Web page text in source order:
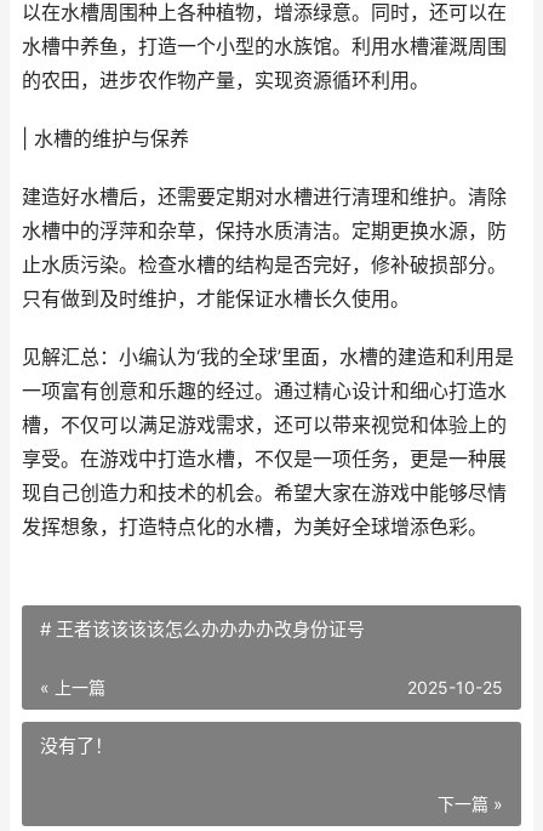
以在水槽周围种上各种植物，增添绿意。同时，还可以在
水槽中养鱼，打造一个小型的水族馆。利用水槽灌溉周围
的农田，进步农作物产量，实现资源循环利用。
| 水槽的维护与保养
建造好水槽后，还需要定期对水槽进行清理和维护。清除
水槽中的浮萍和杂草，保持水质清洁。定期更换水源，防
止水质污染。检查水槽的结构是否完好，修补破损部分。
只有做到及时维护，才能保证水槽长久使用。
见解汇总：小编认为‘我的全球’里面，水槽的建造和利用是
一项富有创意和乐趣的经过。通过精心设计和细心打造水
槽，不仅可以满足游戏需求，还可以带来视觉和体验上的
享受。在游戏中打造水槽，不仅是一项任务，更是一种展
现自己创造力和技术的机会。希望大家在游戏中能够尽情
发挥想象，打造特点化的水槽，为美好全球增添色彩。
# 王者该该该该怎么办办办办改身份证号
« 上一篇 2025-10-25
没有了！
下一篇 »